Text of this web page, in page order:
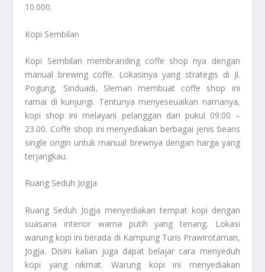
10.000.
Kopi Sembilan
Kopi Sembilan membranding coffe shop nya dengan
manual brewing coffe. Lokasinya yang strategis di Jl.
Pogung, Sinduadi, Sleman membuat coffe shop ini
ramai di kunjungi. Tentunya menyeseuaikan namanya,
kopi shop ini melayani pelanggan dari pukul 09.00 –
23.00. Coffe shop ini menyediakan berbagai jenis beans
single origin untuk manual brewnya dengan harga yang
terjangkau.
Ruang Seduh Jogja
Ruang Seduh Jogja menyediakan tempat kopi dengan
suasana interior warna putih yang tenang. Lokasi
warung kopi ini berada di Kampung Turis Prawirotaman,
Jogja. Disini kalian juga dapat belajar cara menyeduh
kopi yang nikmat. Warung kopi ini menyediakan